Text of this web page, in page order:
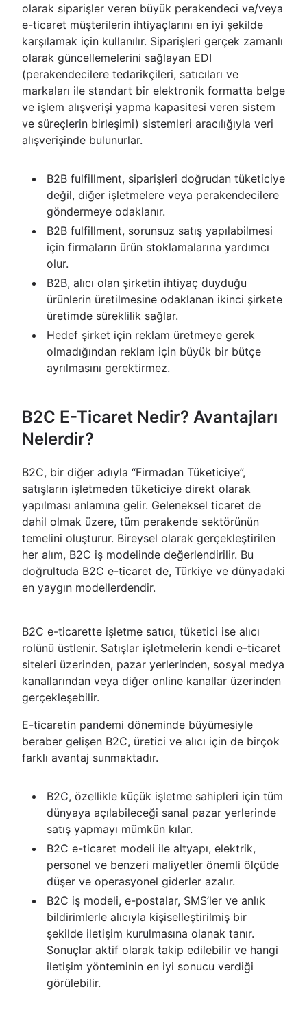
olarak siparişler veren büyük perakendeci ve/veya
e-ticaret müşterilerin ihtiyaçlarını en iyi şekilde
karşılamak için kullanılır. Siparişleri gerçek zamanlı
olarak güncellemelerini sağlayan EDI
(perakendecilere tedarikçileri, satıcıları ve
markaları ile standart bir elektronik formatta belge
ve işlem alışverişi yapma kapasitesi veren sistem
ve süreçlerin birleşimi) sistemleri aracılığıyla veri
alışverişinde bulunurlar.
B2B fulfillment, siparişleri doğrudan tüketiciye
değil, diğer işletmelere veya perakendecilere
göndermeye odaklanır.
B2B fulfillment, sorunsuz satış yapılabilmesi
için firmaların ürün stoklamalarına yardımcı
olur.
B2B, alıcı olan şirketin ihtiyaç duyduğu
ürünlerin üretilmesine odaklanan ikinci şirkete
üretimde süreklilik sağlar.
Hedef şirket için reklam üretmeye gerek
olmadığından reklam için büyük bir bütçe
ayrılmasını gerektirmez.
B2C E-Ticaret Nedir? Avantajları
Nelerdir?
B2C, bir diğer adıyla “Firmadan Tüketiciye”,
satışların işletmeden tüketiciye direkt olarak
yapılması anlamına gelir. Geleneksel ticaret de
dahil olmak üzere, tüm perakende sektörünün
temelini oluşturur. Bireysel olarak gerçekleştirilen
her alım, B2C iş modelinde değerlendirilir. Bu
doğrultuda B2C e-ticaret de, Türkiye ve dünyadaki
en yaygın modellerdendir.
B2C e-ticarette işletme satıcı, tüketici ise alıcı
rolünü üstlenir. Satışlar işletmelerin kendi e-ticaret
siteleri üzerinden, pazar yerlerinden, sosyal medya
kanallarından veya diğer online kanallar üzerinden
gerçekleşebilir.
E-ticaretin pandemi döneminde büyümesiyle
beraber gelişen B2C, üretici ve alıcı için de birçok
farklı avantaj sunmaktadır.
B2C, özellikle küçük işletme sahipleri için tüm
dünyaya açılabileceği sanal pazar yerlerinde
satış yapmayı mümkün kılar.
B2C e-ticaret modeli ile altyapı, elektrik,
personel ve benzeri maliyetler önemli ölçüde
düşer ve operasyonel giderler azalır.
B2C iş modeli, e-postalar, SMS’ler ve anlık
bildirimlerle alıcıyla kişiselleştirilmiş bir
şekilde iletişim kurulmasına olanak tanır.
Sonuçlar aktif olarak takip edilebilir ve hangi
iletişim yönteminin en iyi sonucu verdiği
görülebilir.